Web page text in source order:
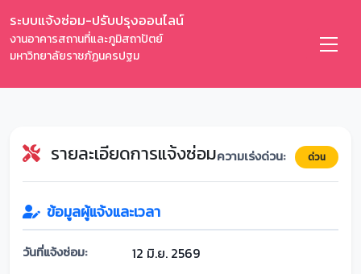
ระบบแจ้งซ่อม-ปรับปรุงออนไลน์
งานอาคารสถานที่และภูมิสถาปัตย์
มหาวิทยาลัยราชภัฏนครปฐม
รายละเอียดการแจ้งซ่อมความเร่งด่วน: ด่วน
ข้อมูลผู้แจ้งและเวลา
วันที่แจ้งซ่อม: 12 มิ.ย. 2569